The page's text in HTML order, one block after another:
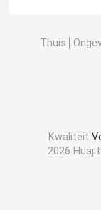
Thuis
Kwaliteit
2026